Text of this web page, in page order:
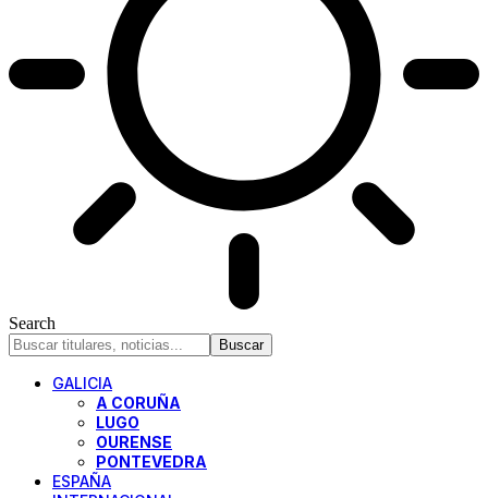
Search
GALICIA
A CORUÑA
LUGO
OURENSE
PONTEVEDRA
ESPAÑA